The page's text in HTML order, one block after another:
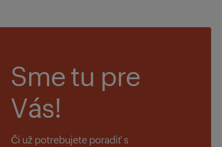
Sme tu pre
Vás!
Či už potrebujete poradiť s